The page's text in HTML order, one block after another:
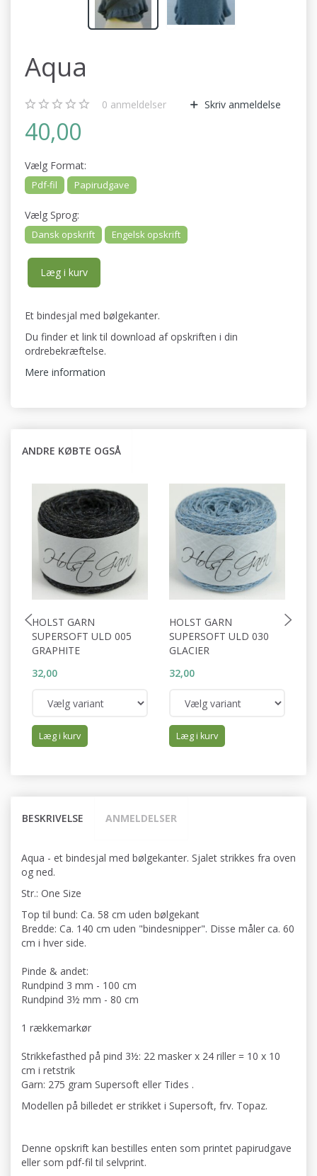
Aqua
0 anmeldelser Skriv anmeldelse
40,00
Vælg Format:
Pdf-fil Papirudgave
Vælg Sprog:
Dansk opskrift Engelsk opskrift
Læg i kurv
Et bindesjal med bølgekanter.
Du finder et link til download af opskriften i din
ordrebekræftelse.
Mere information
ANDRE KØBTE OGSÅ
HOLST GARN
SUPERSOFT ULD 005
GRAPHITE
32,00
Læg i kurv
HOLST GARN
SUPERSOFT ULD 030
GLACIER
32,00
Læg i kurv
BESKRIVELSE ANMELDELSER
Aqua - et bindesjal med bølgekanter. Sjalet strikkes fra oven
og ned.
Str.: One Size
Top til bund: Ca. 58 cm uden bølgekant
Bredde: Ca. 140 cm uden "bindesnipper". Disse måler ca. 60
cm i hver side.
Pinde & andet:
Rundpind 3 mm - 100 cm
Rundpind 3½ mm - 80 cm
1 rækkemarkør
Strikkefasthed på pind 3½: 22 masker x 24 riller = 10 x 10
cm i retstrik
Garn: 275 gram Supersoft eller Tides .
Modellen på billedet er strikket i Supersoft, frv. Topaz.
Denne opskrift kan bestilles enten som printet papirudgave
eller som pdf-fil til selvprint.